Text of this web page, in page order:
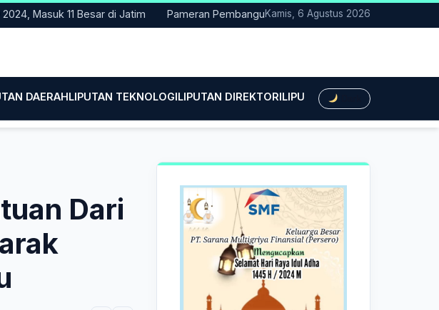
11 Besar di Jatim Pameran Pembangunan NTT Didorong Naik Kelas, DPRD
Kamis, 6 Agustus 2026
DAERAHLIPUTAN TEKNOLOGILIPUTAN DIREKTORILIPUTAN HUKUMLIPUTAN
Dari